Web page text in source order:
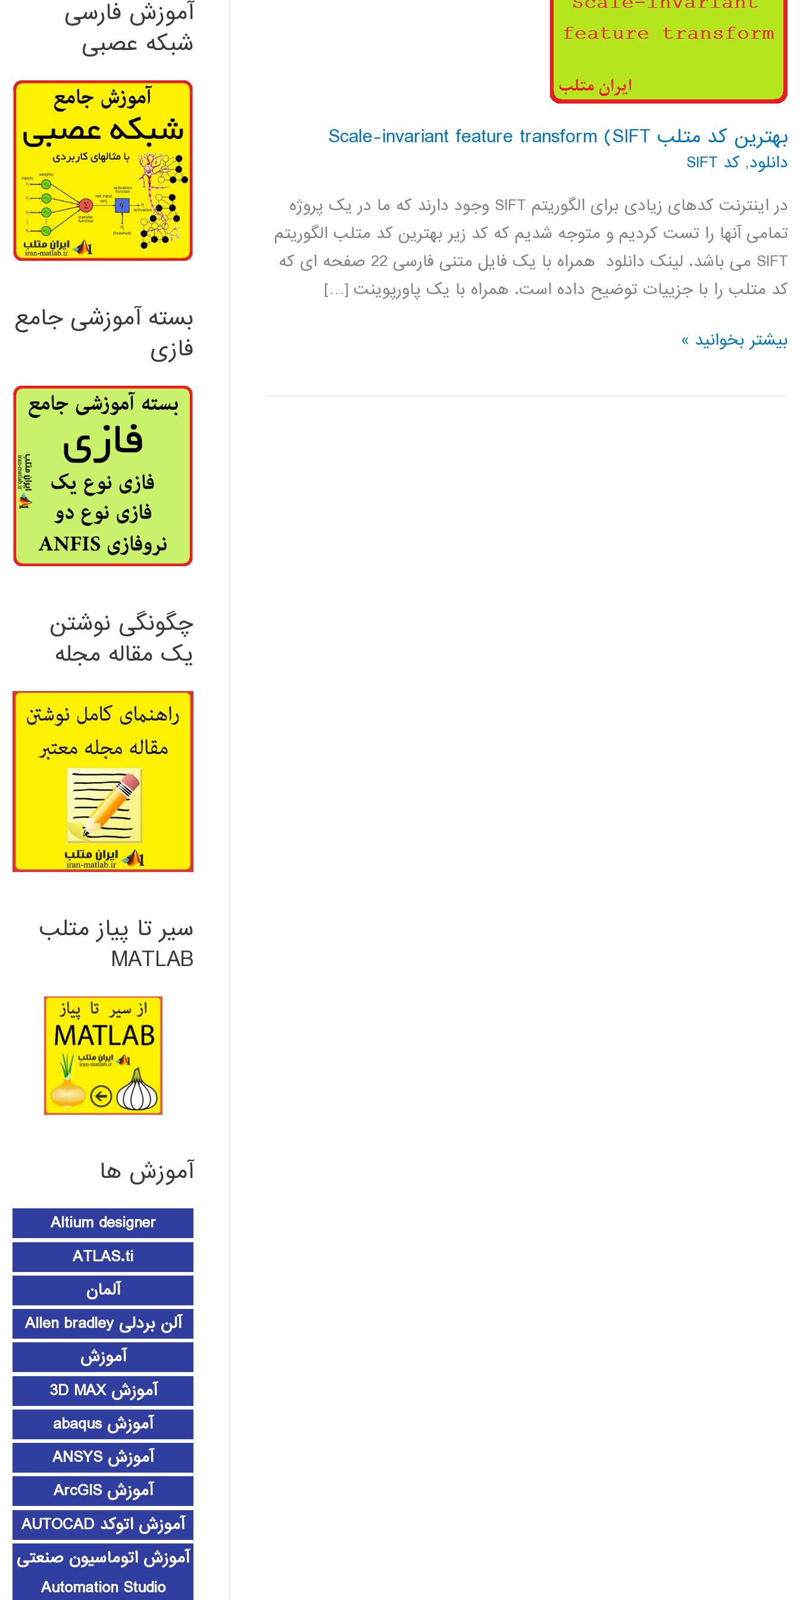
بهترین کد متلب Scale-invariant feature transform (SIFT
دانلود, کد SIFT
در اینترنت کدهای زیادی برای الگوریتم SIFT وجود دارند که ما در یک پروژه
تمامی آنها را تست کردیم و متوجه شدیم که کد زیر بهترین کد متلب الگوریتم
SIFT می باشد. لینک دانلود همراه با یک فایل متنی فارسی 22 صفحه ای که
کد متلب را با جزییات توضیح داده است. همراه با یک پاورپوینت […]
بهترین
متلب
بیشتر بخوانید »
آموزش فارسی
شبکه عصبی
بسته آموزشی جامع
فازی
چگونگی نوشتن
یک مقاله مجله
سیر تا پیاز متلب
MATLAB
آموزش ها
Altium designer
ATLAS.ti
آلمان
آلن بردلی Allen bradley
آموزش
آموزش 3D MAX
آموزش abaqus
آموزش ANSYS
آموزش ArcGIS
آموزش اتوکد AUTOCAD
آموزش اتوماسیون صنعتی
Automation Studio